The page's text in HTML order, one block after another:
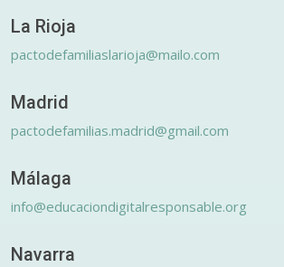
La Rioja
pactodefamiliaslarioja@mailo.com
Madrid
pactodefamilias.madrid@gmail.com
Málaga
info@educaciondigitalresponsable.org
Navarra